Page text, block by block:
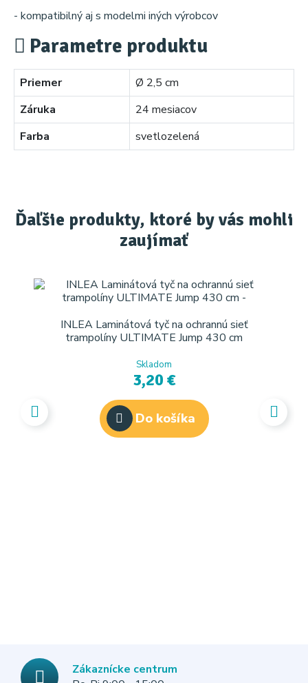
- kompatibilný aj s modelmi iných výrobcov
Parametre produktu
Priemer
Ø 2,5 cm
Záruka
24 mesiacov
Farba
svetlozelená
Ďaľšie produkty, ktoré by vás mohli
zaujímať
INLEA Laminátová tyč na ochrannú sieť
trampolíny ULTIMATE Jump 430 cm
Skladom
3,20 €
Do košíka
Zákaznícke centrum